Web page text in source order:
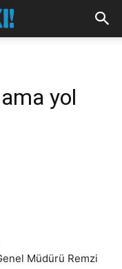
yol
Müdürü Remzi